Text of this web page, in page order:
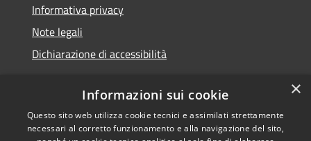
Informativa privacy
Note legali
Dichiarazione di accessibilità
RSS
Copyright © 2026 • Comune di
×
Informazioni sui cookie
Questo sito web utilizza cookie tecnici e assimilati strettamente
necessari al corretto funzionamento e alla navigazione del sito,